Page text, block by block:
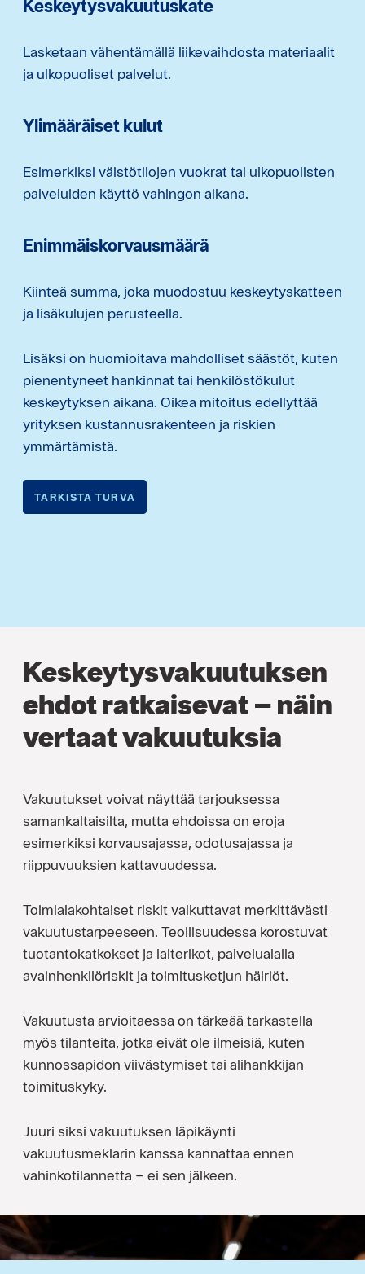
Keskeytysvakuutuskate
Lasketaan vähentämällä liikevaihdosta materiaalit
ja ulkopuoliset palvelut.
Ylimääräiset kulut
Esimerkiksi väistötilojen vuokrat tai ulkopuolisten
palveluiden käyttö vahingon aikana.
Enimmäiskorvausmäärä
Kiinteä summa, joka muodostuu keskeytyskatteen
ja lisäkulujen perusteella.
Lisäksi on huomioitava mahdolliset säästöt, kuten
pienentyneet hankinnat tai henkilöstökulut
keskeytyksen aikana. Oikea mitoitus edellyttää
yrityksen kustannusrakenteen ja riskien
ymmärtämistä.
TARKISTA TURVA
Keskeytysvakuutuksen
ehdot ratkaisevat – näin
vertaat vakuutuksia
Vakuutukset voivat näyttää tarjouksessa
samankaltaisilta, mutta ehdoissa on eroja
esimerkiksi korvausajassa, odotusajassa ja
riippuvuuksien kattavuudessa.
Toimialakohtaiset riskit vaikuttavat merkittävästi
vakuutustarpeeseen. Teollisuudessa korostuvat
tuotantokatkokset ja laiterikot, palvelualalla
avainhenkilöriskit ja toimitusketjun häiriöt.
Vakuutusta arvioitaessa on tärkeää tarkastella
myös tilanteita, jotka eivät ole ilmeisiä, kuten
kunnossapidon viivästymiset tai alihankkijan
toimituskyky.
Juuri siksi vakuutuksen läpikäynti
vakuutusmeklarin kanssa kannattaa ennen
vahinkotilannetta – ei sen jälkeen.